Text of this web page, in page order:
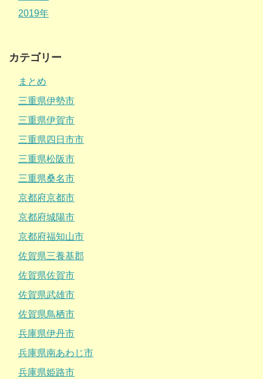
2019年
カテゴリー
まとめ
三重県伊勢市
三重県伊賀市
三重県四日市市
三重県松阪市
三重県桑名市
京都府京都市
京都府城陽市
京都府福知山市
佐賀県三養基郡
佐賀県佐賀市
佐賀県武雄市
佐賀県鳥栖市
兵庫県伊丹市
兵庫県南あわじ市
兵庫県姫路市